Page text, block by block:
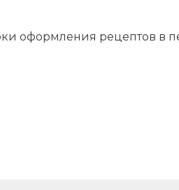
оформления рецептов в